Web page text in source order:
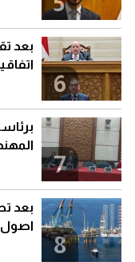
6
بعد
7
8
بعد
اصول